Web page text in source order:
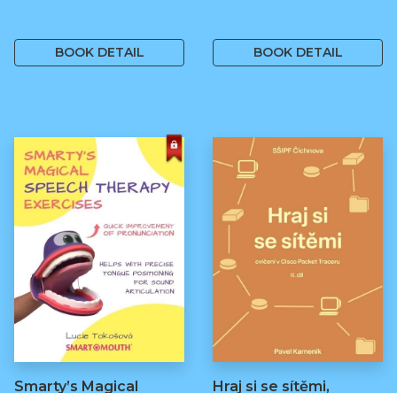
BOOK DETAIL BOOK DETAIL
Smarty’s Magical
Hraj si se sítěmi,